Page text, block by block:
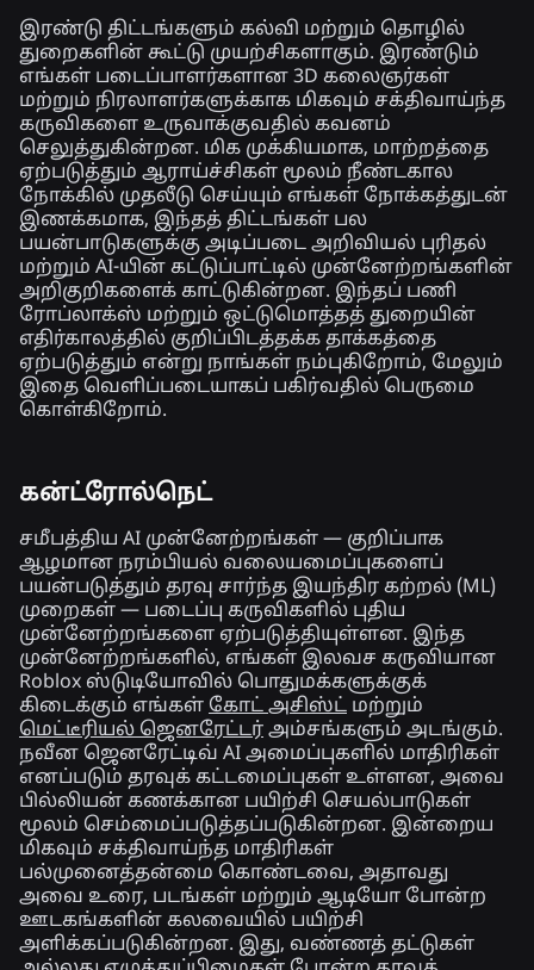
இரண்டு திட்டங்களும் கல்வி மற்றும் தொழில்
துறைகளின் கூட்டு முயற்சிகளாகும். இரண்டும்
எங்கள் படைப்பாளர்களான 3D கலைஞர்கள்
மற்றும் நிரலாளர்களுக்காக மிகவும் சக்திவாய்ந்த
கருவிகளை உருவாக்குவதில் கவனம்
செலுத்துகின்றன. மிக முக்கியமாக, மாற்றத்தை
ஏற்படுத்தும் ஆராய்ச்சிகள் மூலம் நீண்டகால
நோக்கில் முதலீடு செய்யும் எங்கள் நோக்கத்துடன்
இணக்கமாக, இந்தத் திட்டங்கள் பல
பயன்பாடுகளுக்கு அடிப்படை அறிவியல் புரிதல்
மற்றும் AI-யின் கட்டுப்பாட்டில் முன்னேற்றங்களின்
அறிகுறிகளைக் காட்டுகின்றன. இந்தப் பணி
ரோப்லாக்ஸ் மற்றும் ஒட்டுமொத்தத் துறையின்
எதிர்காலத்தில் குறிப்பிடத்தக்க தாக்கத்தை
ஏற்படுத்தும் என்று நாங்கள் நம்புகிறோம், மேலும்
இதை வெளிப்படையாகப் பகிர்வதில் பெருமை
கொள்கிறோம்.
கன்ட்ரோல்நெட்
சமீபத்திய AI முன்னேற்றங்கள் — குறிப்பாக
ஆழமான நரம்பியல் வலையமைப்புகளைப்
பயன்படுத்தும் தரவு சார்ந்த இயந்திர கற்றல் (ML)
முறைகள் — படைப்பு கருவிகளில் புதிய
முன்னேற்றங்களை ஏற்படுத்தியுள்ளன. இந்த
முன்னேற்றங்களில், எங்கள் இலவச கருவியான
Roblox ஸ்டுடியோவில் பொதுமக்களுக்குக்
கிடைக்கும் எங்கள் கோட் அசிஸ்ட் மற்றும்
மெட்டீரியல் ஜெனரேட்டர் அம்சங்களும் அடங்கும்.
நவீன ஜெனரேட்டிவ் AI அமைப்புகளில் மாதிரிகள்
எனப்படும் தரவுக் கட்டமைப்புகள் உள்ளன, அவை
பில்லியன் கணக்கான பயிற்சி செயல்பாடுகள்
மூலம் செம்மைப்படுத்தப்படுகின்றன. இன்றைய
மிகவும் சக்திவாய்ந்த மாதிரிகள்
பல்முனைத்தன்மை கொண்டவை, அதாவது
அவை உரை, படங்கள் மற்றும் ஆடியோ போன்ற
ஊடகங்களின் கலவையில் பயிற்சி
அளிக்கப்படுகின்றன. இது, வண்ணத் தட்டுகள்